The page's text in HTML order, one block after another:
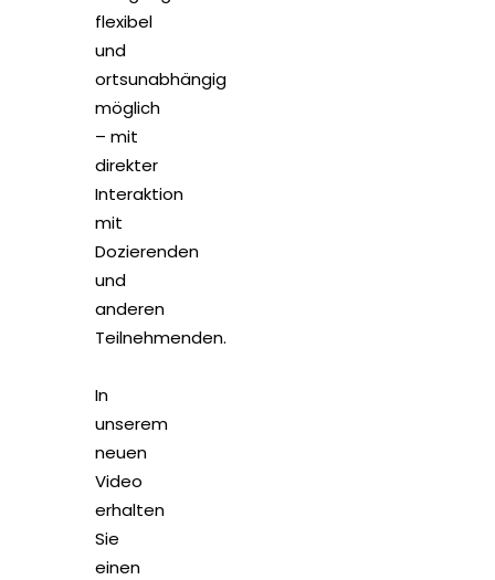
flexibel
und
ortsunabhängig
möglich
– mit
direkter
Interaktion
mit
Dozierenden
und
anderen
Teilnehmenden.
In
unserem
neuen
Video
erhalten
Sie
einen